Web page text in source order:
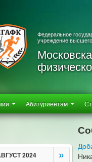
Федеральное
учреждение
Абитуриентам
2024 »